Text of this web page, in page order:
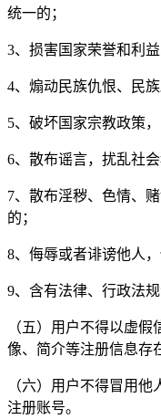
统一的；
3、损害国家荣誉和利
4、煽动民族仇恨、民
5、破坏国家宗教政策
6、散布谣言，扰乱社
7、散布淫秽、色情、
的；
8、侮辱或者诽谤他人
9、含有法律、行政法
（五）用户不得以虚
像、简介等注册信息存
（六）用户不得冒用
注册账号。